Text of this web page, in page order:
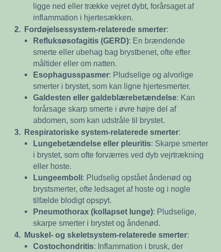
ligge ned eller trække vejret dybt, forårsaget af
inflammation i hjertesækken.
2. Fordøjelsessystem-relaterede smerter:
Refluksøsofagitis (GERD): En brændende
smerte eller ubehag bag brystbenet, ofte efter
måltider eller om natten.
Esophagusspasmer: Pludselige og alvorlige
smerter i brystet, som kan ligne hjertesmerter.
Galdesten eller galdeblærebetændelse: Kan
forårsage skarp smerte i øvre højre del af
abdomen, som kan udstråle til brystet.
3. Respiratoriske system-relaterede smerter:
Lungebetændelse eller pleuritis: Skarpe smerter
i brystet, som ofte forværres ved dyb vejrtrækning
eller hoste.
Lungeemboli: Pludselig opstået åndenød og
brystsmerter, ofte ledsaget af hoste og i nogle
tilfælde blodigt opspyt.
Pneumothorax (kollapset lunge): Pludselige,
skarpe smerter i brystet og åndenød.
4. Muskel- og skeletsystem-relaterede smerter:
Costochondritis: Inflammation i brusk, der